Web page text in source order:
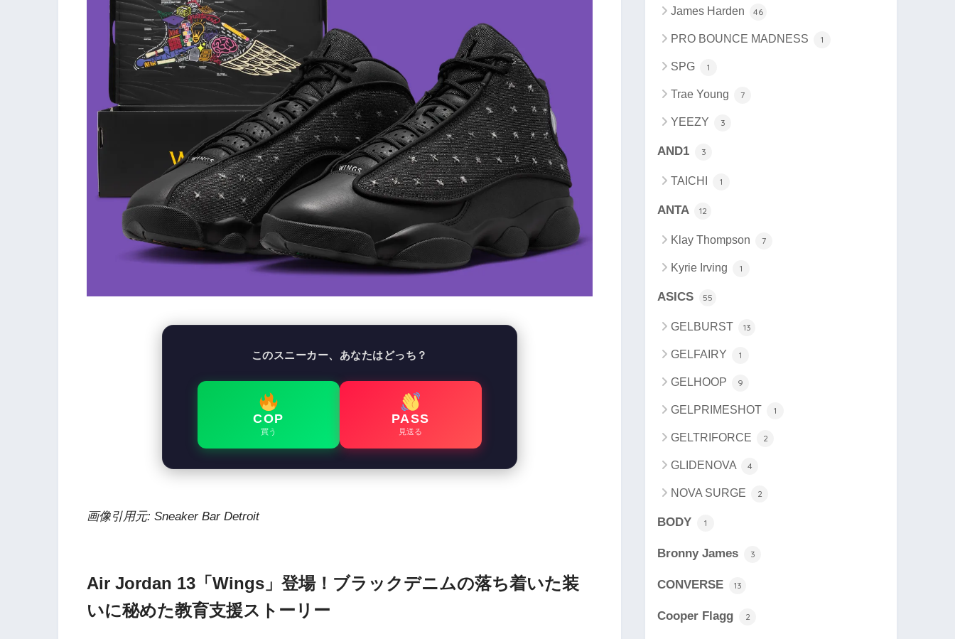
このスニーカー、あなたはどっち？
COP
買う
PASS
見送る
画像引用元: Sneaker Bar Detroit
Air Jordan 13「Wings」登場！ブラックデニムの落ち着いた装
いに秘めた教育支援ストーリー
James Harden 46
PRO BOUNCE MADNESS 1
SPG 1
Trae Young 7
YEEZY 3
AND1 3
TAICHI 1
ANTA 12
Klay Thompson 7
Kyrie Irving 1
ASICS 55
GELBURST 13
GELFAIRY 1
GELHOOP 9
GELPRIMESHOT 1
GELTRIFORCE 2
GLIDENOVA 4
NOVA SURGE 2
BODY 1
Bronny James 3
CONVERSE 13
Cooper Flagg 2